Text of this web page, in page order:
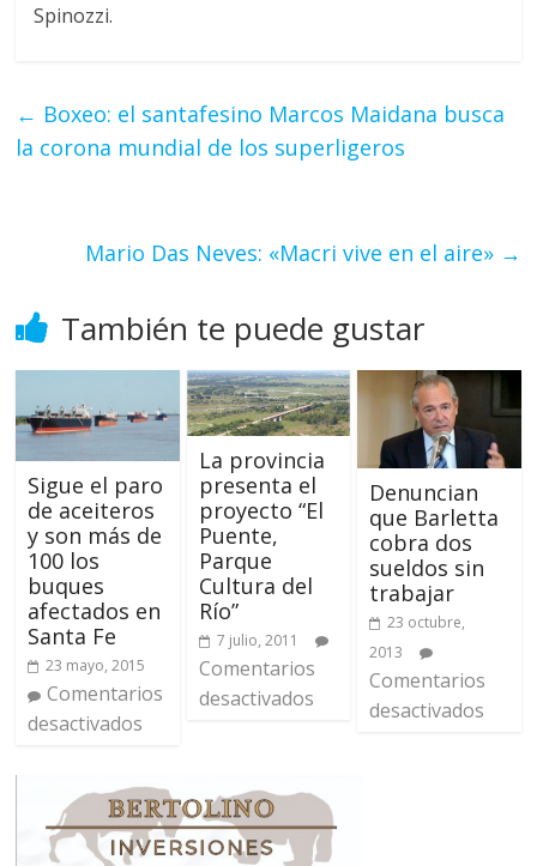
Spinozzi.
← Boxeo: el santafesino Marcos Maidana busca
la corona mundial de los superligeros
Mario Das Neves: «Macri vive en el aire» →
También te puede gustar
Sigue el paro
de aceiteros
y son más de
100 los
buques
afectados en
Santa Fe
23 mayo, 2015
Comentarios
desactivados
La provincia
presenta el
proyecto “El
Puente,
Parque
Cultura del
Río”
7 julio, 2011
Comentarios
desactivados
Denuncian
que Barletta
cobra dos
sueldos sin
trabajar
23 octubre,
2013
Comentarios
desactivados